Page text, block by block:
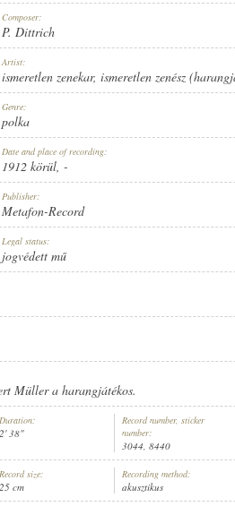
Composer:
P. Dittrich
Artist:
ismeretlen zenekar, ismeretlen zenész
Genre:
polka
Date and place of recording:
1912 körül, -
Publisher:
Metafon-Record
Legal status:
jogvédett mű
Müller a harangjátékos.
Duration:
2' 38"
Record number, sticker
number:
3044, 8440
Record size:
25 cm
Recording method:
akusztikus